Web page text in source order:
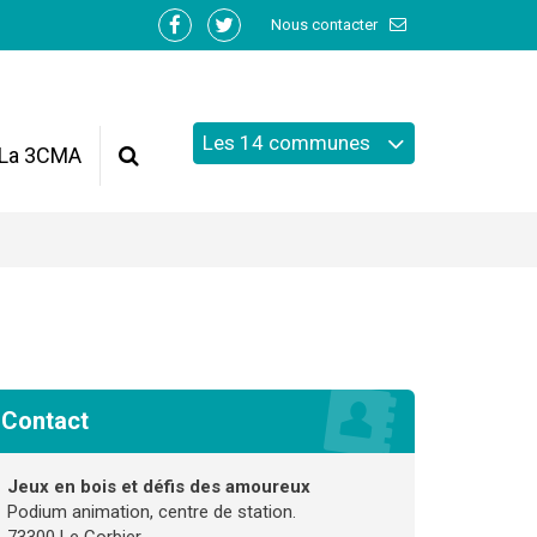
Nous contacter
Lien
Facebook
Lien
Twitter
La 3CMA Recherche
Les 14 communes
Contact
Jeux en bois et défis des amoureux
Podium animation, centre de station.